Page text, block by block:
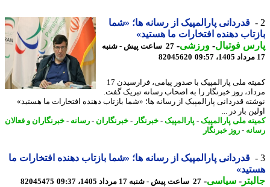
قدردانی پارالمپیک از رسانه ها؛ «شما
دهنده افتخارات ما هستید»
فوتبال-ورزشی-
27 ساعت پیش - شنبه
82045620
کمیته ملی پارالمپیک با صدور پیامی، فرارسیدن 17
روز خبرنگار را به اصحاب رسانه تبریک گفت.
قدردانی پارالمپیک از رسانه ها؛ «شما بازتاب دهنده افتخارات ما هستید»
بار در ...
ملی پارالمپیک-پارالمپیک-خبرنگار -خبرنگاران- رسانه-خبرنگاران و فعالان
-روز خبرنگار
قدردانی پارالمپیک از رسانه ها؛ «شما بازتاب دهنده افتخارات ما
-سیاسی-27 ساعت پیش - شنبه 17 مرداد 1405، 09:37 82045475